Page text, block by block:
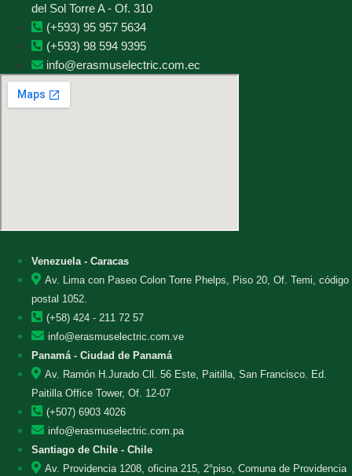
del Sol Torre A - Of. 310
(+593) 95 957 5634
(+593) 98 594 9395
info@erasmuselectric.com.ec
Venezuela - Caracas
Av. Lima con Paseo Colon Torre Phelps, Piso 20, Of. Temi, código
postal 1052.
(+58) 424 - 211 72 57
info@erasmuselectric.com.ve
Panamá - Ciudad de Panamá
Av. Ramón H.Jurado Cll. 56 Este, Paitilla, San Francisco. Ed.
Paitilla Office Tower, Of. 12-07
(+507) 6903 4026
info@erasmuselectric.com.pa
Santiago de Chile - Chile
Av. Providencia 1208, oficina 215, 2°piso, Comuna de Providencia